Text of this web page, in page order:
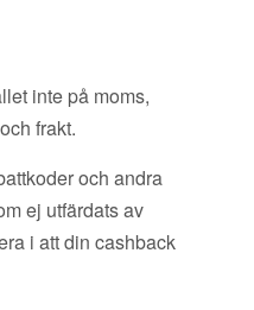
inte på moms,
frakt.
och andra
ej utfärdats av
i att din cashback